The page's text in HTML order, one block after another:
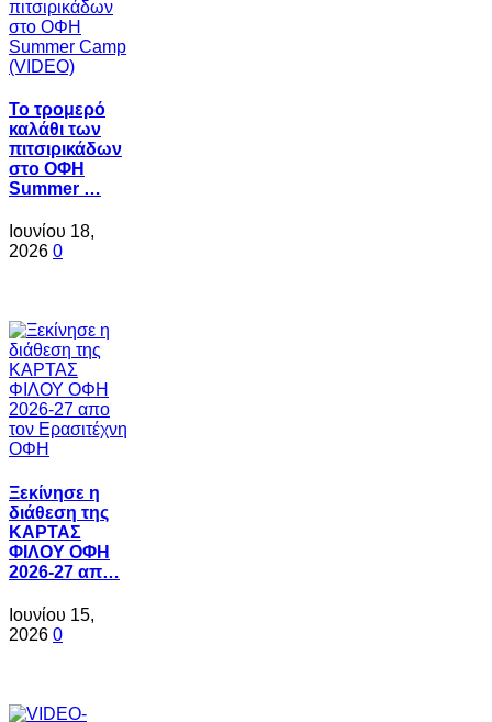
Το τρομερό
καλάθι των
πιτσιρικάδων
στο ΟΦΗ
Summer …
Ιουνίου 18,
2026 0
Ξεκίνησε η
διάθεση της
ΚΑΡΤΑΣ
ΦΙΛΟΥ ΟΦΗ
2026-27 απ…
Ιουνίου 15,
2026 0